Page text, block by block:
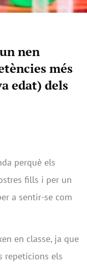
nen
més
edat) dels
perquè els
fills i per un
a sentir-se com
en classe, ja que
repeticions els